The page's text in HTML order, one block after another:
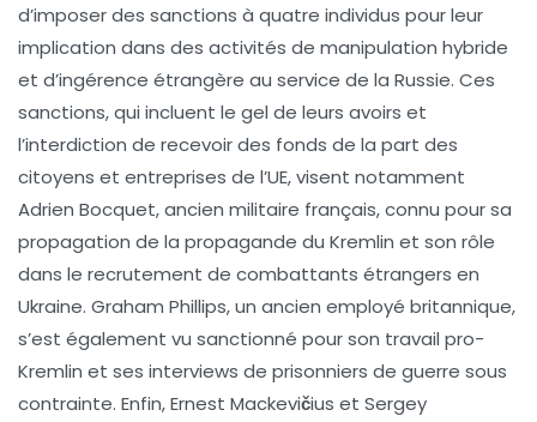
d’imposer des sanctions à quatre individus pour leur
implication dans des activités de manipulation hybride
et d’ingérence étrangère au service de la Russie. Ces
sanctions, qui incluent le gel de leurs avoirs et
l’interdiction de recevoir des fonds de la part des
citoyens et entreprises de l’UE, visent notamment
Adrien Bocquet, ancien militaire français, connu pour sa
propagation de la propagande du Kremlin et son rôle
dans le recrutement de combattants étrangers en
Ukraine. Graham Phillips, un ancien employé britannique,
s’est également vu sanctionné pour son travail pro-
Kremlin et ses interviews de prisonniers de guerre sous
contrainte. Enfin,Ernest Mackevičius et Sergey